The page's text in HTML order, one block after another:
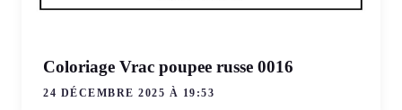
Coloriage Vrac poupee russe 0016
24 DÉCEMBRE 2025 À 19:53